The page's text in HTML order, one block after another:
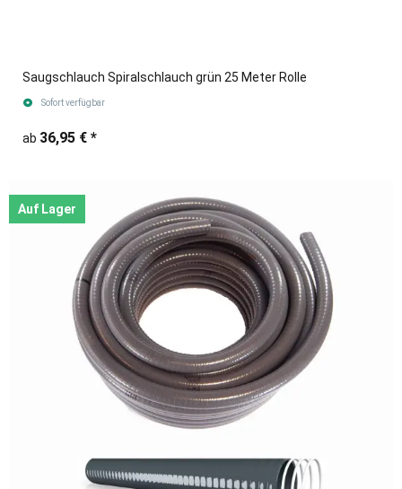
Saugschlauch Spiralschlauch grün 25 Meter Rolle
Sofort verfügbar
ab 36,95 € *
Auf Lager